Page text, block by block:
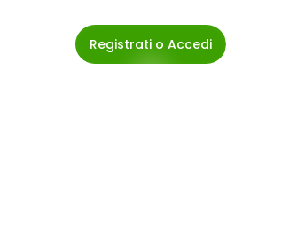
Registrati o Accedi